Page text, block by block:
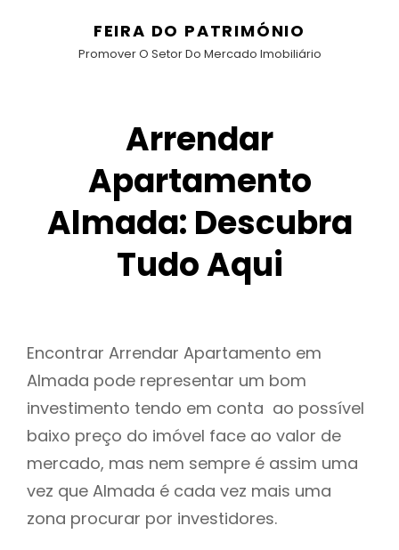
FEIRA DO PATRIMÓNIO
Promover O Setor Do Mercado Imobiliário
Arrendar
Apartamento
Almada: Descubra
Tudo Aqui
Encontrar Arrendar Apartamento em
Almada pode representar um bom
investimento tendo em conta ao possível
baixo preço do imóvel face ao valor de
mercado, mas nem sempre é assim uma
vez que Almada é cada vez mais uma
zona procurar por investidores.